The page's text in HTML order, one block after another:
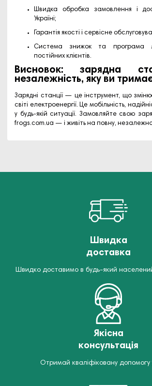
Швидка обробка замовлення і
Україні;
Гарантія якості і сервісне
Система знижок та програма
постійних клієнтів.
Висновок: зарядна
незалежність, яку ви
Зарядні станції — це інструмент, що
світі електроенергії. Це мобільність,
у будь-якій ситуації. Замовляйте свою
frogs.com.ua — і живіть на повну,
Швидка
доставка
Швидко доставимо в будь-який
Якісна
консультація
Отримай кваліфіковану допомогу